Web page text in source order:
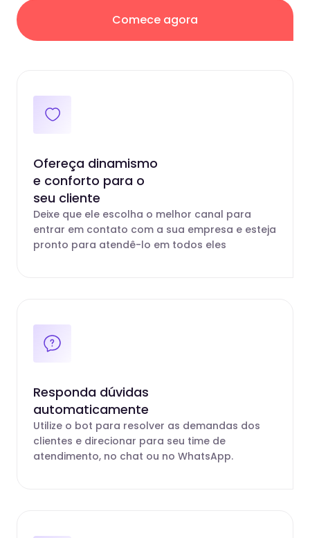
Comece agora
Ofereça dinamismo
e conforto para o
seu cliente
Deixe que ele escolha o melhor canal para
entrar em contato com a sua empresa e esteja
pronto para atendê-lo em todos eles
Responda dúvidas
automaticamente
Utilize o bot para resolver as demandas dos
clientes e direcionar para seu time de
atendimento, no chat ou no WhatsApp.